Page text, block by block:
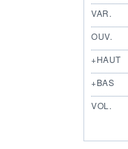
VAR.
OUV.
+HAUT
+BAS
VOL.